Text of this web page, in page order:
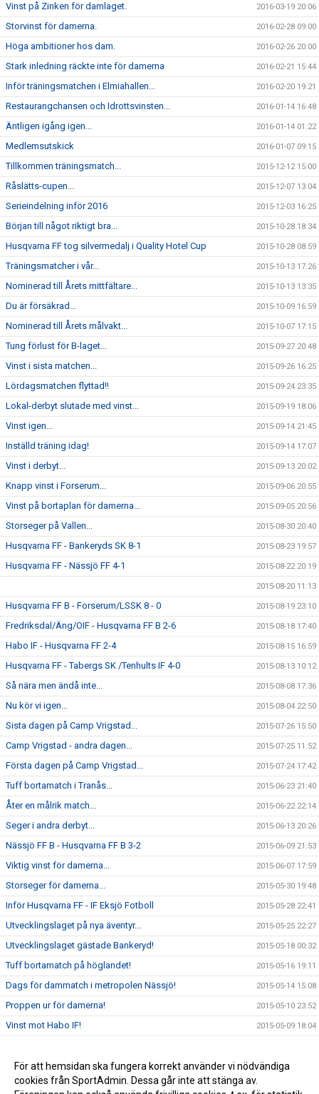
Vinst på Zinken för damlaget. 2016-03-19 20:06
Storvinst för damerna. 2016-02-28 09:00
Höga ambitioner hos dam. 2016-02-26 20:00
Stark inledning räckte inte för damerna 2016-02-21 15:44
Inför träningsmatchen i Elmiahallen... 2016-02-20 19:21
Restaurangchansen och Idrottsvinsten... 2016-01-14 16:48
Äntligen igång igen... 2016-01-14 01:22
Medlemsutskick 2016-01-07 09:15
Tillkommen träningsmatch... 2015-12-12 15:00
Råslätts-cupen... 2015-12-07 13:04
Serieindelning inför 2016 2015-12-03 16:25
Början till något riktigt bra... 2015-10-28 18:34
Husqvarna FF tog silvermedalj i Quality Hotel Cup 2015-10-28 08:59
Träningsmatcher i vår... 2015-10-13 17:26
Nominerad till Årets mittfältare... 2015-10-13 13:35
Du är försäkrad... 2015-10-09 16:59
Nominerad till Årets målvakt... 2015-10-07 17:15
Tung förlust för B-laget... 2015-09-27 20:48
Vinst i sista matchen... 2015-09-26 16:25
Lördagsmatchen flyttad!! 2015-09-24 23:35
Lokal-derbyt slutade med vinst... 2015-09-19 18:06
Vinst igen... 2015-09-14 21:45
Inställd träning idag! 2015-09-14 17:07
Vinst i derbyt... 2015-09-13 20:02
Knapp vinst i Forserum... 2015-09-06 20:55
Vinst på bortaplan för damerna... 2015-09-05 20:56
Storseger på Vallen... 2015-08-30 20:40
Husqvarna FF - Bankeryds SK 8-1 2015-08-23 19:57
Husqvarna FF - Nässjö FF 4-1 2015-08-22 20:19
2015-08-20 11:13
Husqvarna FF B - Forserum/LSSK 8 - 0 2015-08-19 23:10
Fredriksdal/Äng/OIF - Husqvarna FF B 2-6 2015-08-18 17:40
Habo IF - Husqvarna FF 2-4 2015-08-15 16:59
Husqvarna FF - Tabergs SK /Tenhults IF 4-0 2015-08-13 10:12
Så nära men ändå inte... 2015-08-08 17:36
Nu kör vi igen... 2015-08-04 22:50
Sista dagen på Camp Vrigstad... 2015-07-26 15:50
Camp Vrigstad - andra dagen... 2015-07-25 11:52
Första dagen på Camp Vrigstad... 2015-07-24 17:42
Tuff bortamatch i Tranås... 2015-06-23 21:40
Åter en målrik match... 2015-06-22 22:14
Seger i andra derbyt... 2015-06-13 20:26
Nässjö FF B - Husqvarna FF B 3-2 2015-06-09 21:53
Viktig vinst för damerna... 2015-06-07 17:59
Storseger för damerna... 2015-05-30 19:48
Inför Husqvarna FF - IF Eksjö Fotboll 2015-05-28 22:41
Utvecklingslaget på nya äventyr... 2015-05-25 22:27
Utvecklingslaget gästade Bankeryd! 2015-05-18 00:32
Tuff bortamatch på höglandet! 2015-05-16 19:11
Dags för dammatch i metropolen Nässjö! 2015-05-14 15:08
Proppen ur för damerna! 2015-05-10 23:52
Vinst mot Habo IF! 2015-05-09 18:04
Premiärvinst för damerna! 2015-04-29 16:40
Förlust i näst sista träningsmatchen 2014-04-12 19:45
För att hemsidan ska fungera korrekt använder vi nödvändiga
cookies från SportAdmin. Dessa går inte att stänga av.